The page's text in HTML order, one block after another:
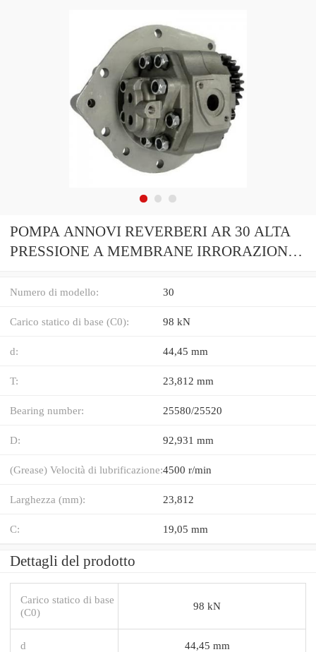
POMPA ANNOVI REVERBERI AR 30 ALTA
PRESSIONE A MEMBRANE IRRORAZIONE
Numero di modello: 30
Carico statico di base (C0): 98 kN
d: 44,45 mm
T: 23,812 mm
Bearing number: 25580/25520
D: 92,931 mm
(Grease) Velocità di lubrificazione:4500 r/min
Larghezza (mm): 23,812
C: 19,05 mm
Dettagli del prodotto
Carico statico di base
(C0)
98 kN
d 44,45 mm